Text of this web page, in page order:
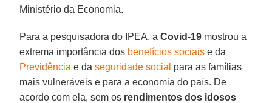
Ministério da Economia.
Para a pesquisadora do IPEA, a Covid-19 mostrou a
extrema importância dos benefícios sociais e da
Previdência e da seguridade social para as famílias
mais vulneráveis e para a economia do país. De
acordo com ela, sem os rendimentos dos idosos